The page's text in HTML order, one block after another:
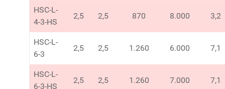
HSC-L-
4-3-HS
2,5 2,5 870 8.000 3,2
HSC-L-
6-3
2,5 2,5 1.260 6.000 7,1
HSC-L-
6-3-HS
2,5 2,5 1.260 7.000 7,1